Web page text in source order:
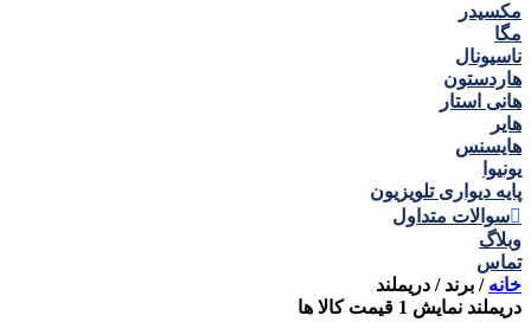
مکسیدر
مگا
ناسیونال
هاردستون
هانی استار
هایر
هایسنس
یونیوا
پایه دیواری تلویزیون
سوالات متداول
وبلاگ
تماس
خانه / برند / دریملند
دریملند نمایش 1 قیمت کالا ها